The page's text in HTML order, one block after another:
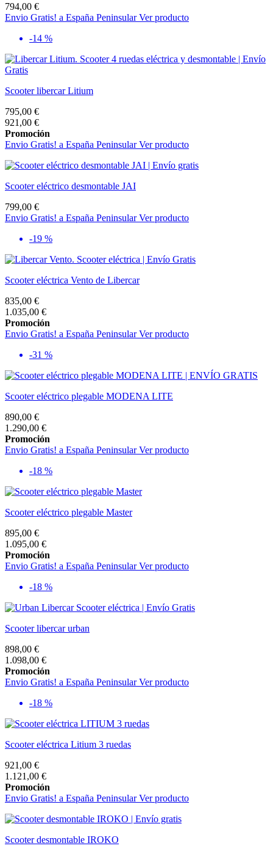
794,00 €
Envio Gratis! a España PeninsularVer producto
-14 %
Scooter libercar Litium
795,00 €
921,00 €
Promoción
Envio Gratis! a España PeninsularVer producto
Scooter eléctrico desmontable JAI
799,00 €
Envio Gratis! a España PeninsularVer producto
-19 %
Scooter eléctrica Vento de Libercar
835,00 €
1.035,00 €
Promoción
Envio Gratis! a España PeninsularVer producto
-31 %
Scooter eléctrico plegable MODENA LITE
890,00 €
1.290,00 €
Promoción
Envio Gratis! a España PeninsularVer producto
-18 %
Scooter eléctrico plegable Master
895,00 €
1.095,00 €
Promoción
Envio Gratis! a España PeninsularVer producto
-18 %
Scooter libercar urban
898,00 €
1.098,00 €
Promoción
Envio Gratis! a España PeninsularVer producto
-18 %
Scooter eléctrica Litium 3 ruedas
921,00 €
1.121,00 €
Promoción
Envio Gratis! a España PeninsularVer producto
Scooter desmontable IROKO